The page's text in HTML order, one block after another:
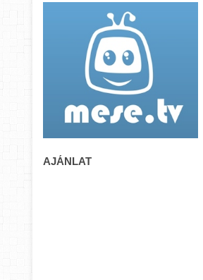
AJÁNLAT